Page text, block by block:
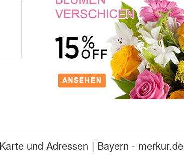
und Adressen | Bayern - merkur.de